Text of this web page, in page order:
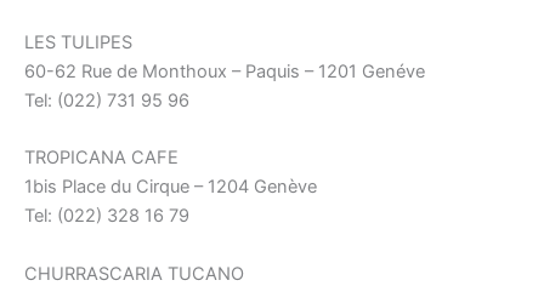
LES TULIPES
60-62 Rue de Monthoux – Paquis – 1201 Genéve
Tel: (022) 731 95 96
TROPICANA CAFE
1bis Place du Cirque – 1204 Genève
Tel: (022) 328 16 79
CHURRASCARIA TUCANO